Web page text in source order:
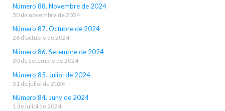
Número 88. Novembre de 2024
30 de novembre de 2024
Número 87. Octubre de 2024
26 d'octubre de 2024
Número 86. Setembre de 2024
30 de setembre de 2024
Número 85. Juliol de 2024
31 de juliol de 2024
Número 84. Juny de 2024
1 de juliol de 2024